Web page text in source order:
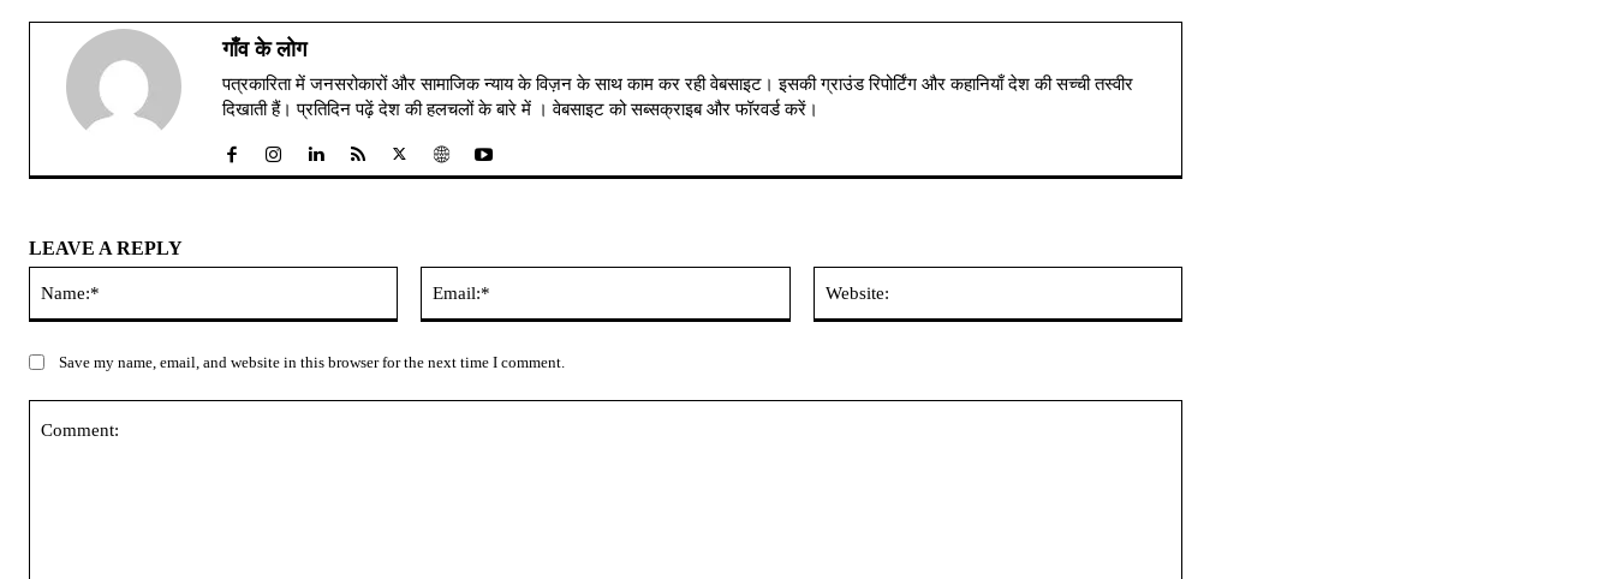
गाँव के लोग
पत्रकारिता में जनसरोकारों और सामाजिक न्याय के विज़न के साथ काम कर रही वेबसाइट। इसकी ग्राउंड रिपोर्टिंग और कहानियाँ देश की सच्ची तस्वीर
दिखाती हैं। प्रतिदिन पढ़ें देश की हलचलों के बारे में । वेबसाइट को सब्सक्राइब और फॉरवर्ड करें।
LEAVE A REPLY
Save my name, email, and website in this browser for the next time I comment.